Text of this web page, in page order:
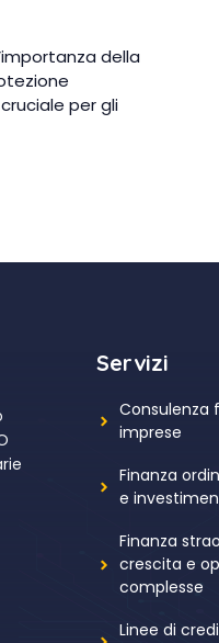
della
per gli
Servizi
Consulenza
imprese
Finanza
e
Finanza
crescita e
complesse
Linee di